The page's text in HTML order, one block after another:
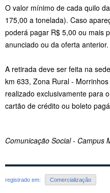
O valor mínimo de cada quilo
175,00 a tonelada). Caso
poderá pagar R$ 5,00 ou mais
anunciado ou da oferta anterior.
A retirada deve ser feita na
km 633, Zona Rural -
realizado exclusivamente para
cartão de crédito ou boleto
Comunicação Social - Campus
registrado em: Comercialização